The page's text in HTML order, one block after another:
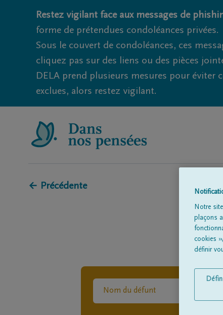
Restez vigilant face aux messages de
forme de prétendues condoléances privées.
Sous le couvert de condoléances, ces
cliquez pas sur des liens ou des pièces
DELA prend plusieurs mesures pour éviter
exclues, alors restez vigilant.
← Précédente
Notre
plaçons
cookies
définir